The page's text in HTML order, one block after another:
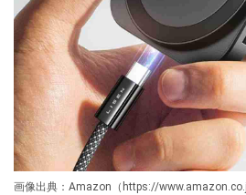
画像出典：Amazon（https://